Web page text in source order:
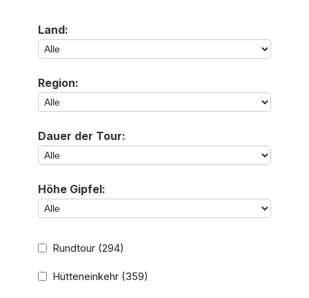
Land:
Region:
Dauer der Tour:
Höhe Gipfel:
Rundtour (294)
Hütteneinkehr (359)